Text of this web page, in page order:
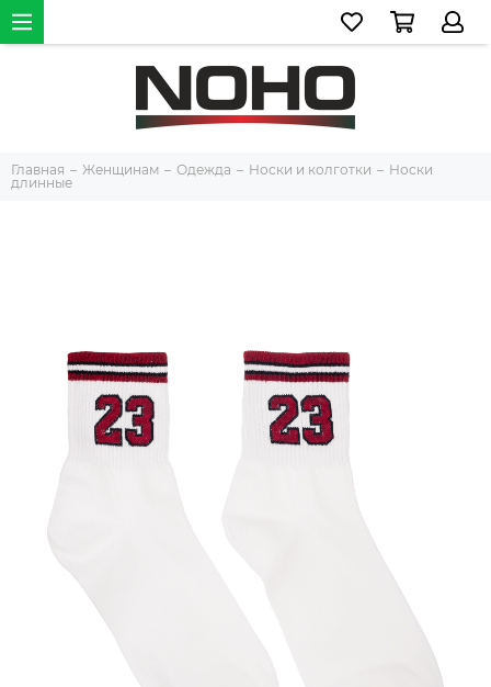
Главная Женщинам Одежда Носки и колготки
Носки
длинные